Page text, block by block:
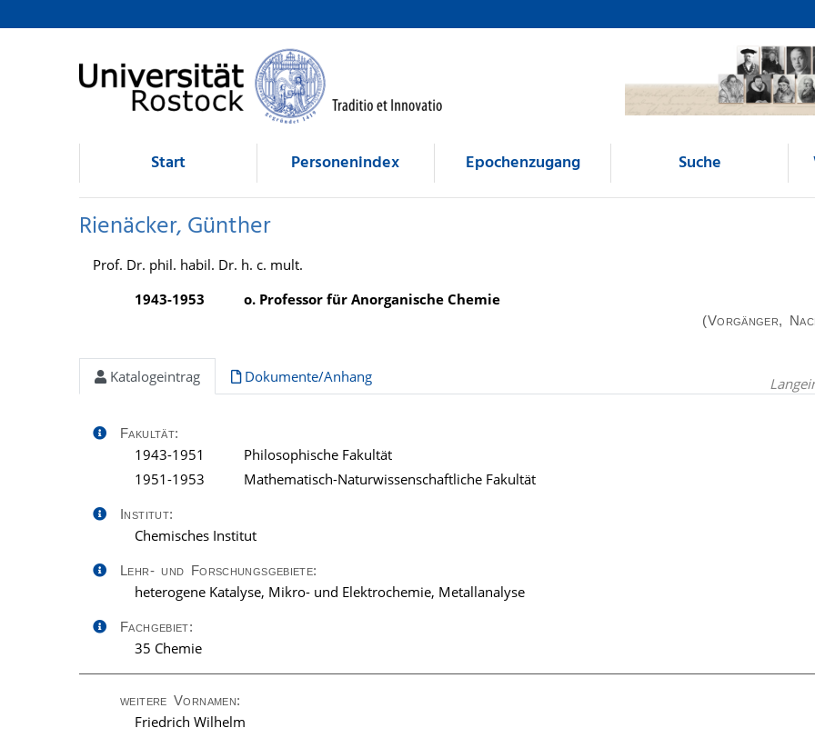
Rienäcker, Günther
direkt zum Inhalt
Start Personenindex Epochenzugang Suche
Rienäcker, Günther
Prof. Dr. phil. habil. Dr. h. c. mult.
1943-1953
o. Professor für Anorganische Chemie
(Vorgänger,
Katalogeintrag Dokumente/Anhang
Fakultät:
1943-1951
Philosophische Fakultät
1951-1953
Mathematisch-Naturwissenschaftliche Fakultät
Institut:
Chemisches Institut
Lehr- und Forschungsgebiete:
heterogene Katalyse, Mikro- und Elektrochemie, Metallanalyse
Fachgebiet:
35 Chemie
weitere Vornamen:
Friedrich Wilhelm